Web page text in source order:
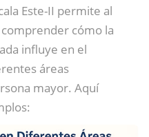
Este-II permite al
cómo la
influye en el
áreas
mayor. Aquí